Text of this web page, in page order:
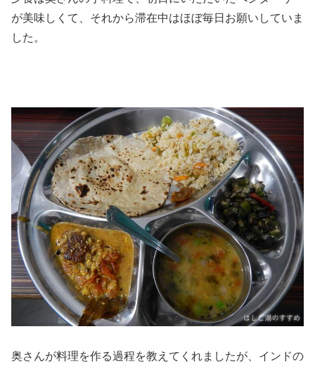
が美味しくて、それから滞在中はほぼ毎日お願いしていま
した。
奥さんが料理を作る過程を教えてくれましたが、インドの